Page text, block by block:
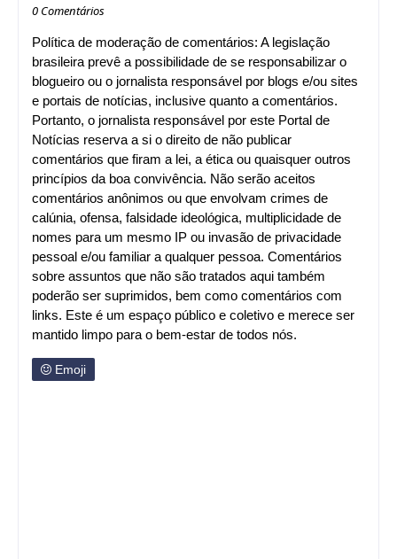
0 Comentários
Política de moderação de comentários: A legislação
brasileira prevê a possibilidade de se responsabilizar o
blogueiro ou o jornalista responsável por blogs e/ou sites
e portais de notícias, inclusive quanto a comentários.
Portanto, o jornalista responsável por este Portal de
Notícias reserva a si o direito de não publicar
comentários que firam a lei, a ética ou quaisquer outros
princípios da boa convivência. Não serão aceitos
comentários anônimos ou que envolvam crimes de
calúnia, ofensa, falsidade ideológica, multiplicidade de
nomes para um mesmo IP ou invasão de privacidade
pessoal e/ou familiar a qualquer pessoa. Comentários
sobre assuntos que não são tratados aqui também
poderão ser suprimidos, bem como comentários com
links. Este é um espaço público e coletivo e merece ser
mantido limpo para o bem-estar de todos nós.
Emoji